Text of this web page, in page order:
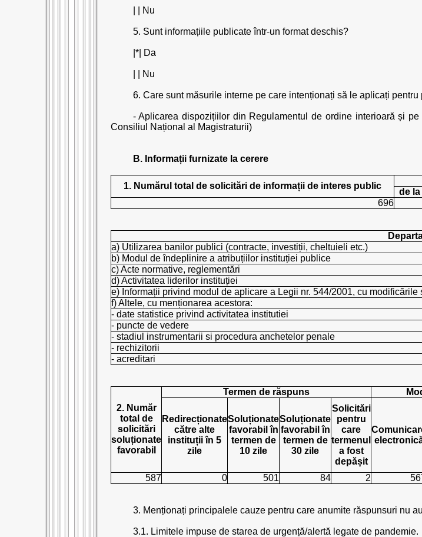
| | Nu
5. Sunt informațiile publicate într-un format deschis?
|*| Da
| | Nu
6. Care sunt măsurile interne pe care intenționați să le aplicați
- Aplicarea dispozițiilor din Regulamentul de ordine interioară și
Consiliul Național al Magistraturii)
B. Informații furnizate la cerere
1. Numărul total de solicitări de informații de interes public
de
696
a) Utilizarea banilor publici (contracte, investiții, cheltuieli etc.)
b) Modul de îndeplinire a atribuțiilor instituției publice
c) Acte normative, reglementări
d) Activitatea liderilor instituției
e) Informații privind modul de aplicare a Legii nr. 544/2001, cu
f) Altele, cu menționarea acestora:
- date statistice privind activitatea institutiei
- puncte de vedere
- stadiul instrumentarii si procedura anchetelor penale
- rechizitorii
- acreditari
2. Număr
total de
solicitări
soluționate
favorabil
Termen de răspuns
Redirecționate
către alte
instituții în 5
zile
Soluționate
favorabil în
termen de
10 zile
Soluționate
favorabil în
termen de
30 zile
Solicitări
pentru
care
termenul
a fost
depășit
587 0 501 84 2
3. Menționați principalele cauze pentru care anumite răspunsuri nu
3.1. Limitele impuse de starea de urgență/alertă legate de pandemie.